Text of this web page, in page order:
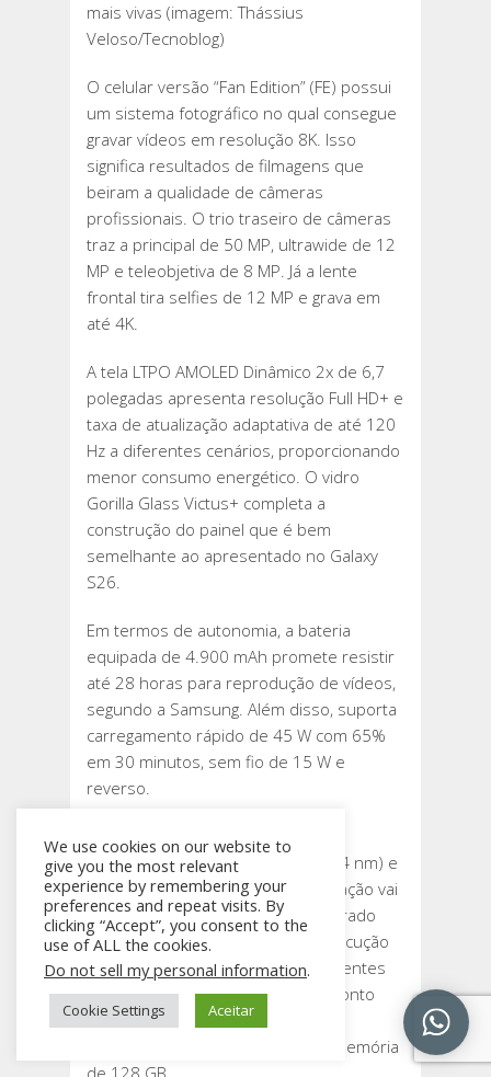
mais vivas (imagem: Thássius
Veloso/Tecnoblog)
O celular versão “Fan Edition” (FE) possui
um sistema fotográfico no qual consegue
gravar vídeos em resolução 8K. Isso
significa resultados de filmagens que
beiram a qualidade de câmeras
profissionais. O trio traseiro de câmeras
traz a principal de 50 MP, ultrawide de 12
MP e teleobjetiva de 8 MP. Já a lente
frontal tira selfies de 12 MP e grava em
até 4K.
A tela LTPO AMOLED Dinâmico 2x de 6,7
polegadas apresenta resolução Full HD+ e
taxa de atualização adaptativa de até 120
Hz a diferentes cenários, proporcionando
menor consumo energético. O vidro
Gorilla Glass Victus+ completa a
construção do painel que é bem
semelhante ao apresentado no Galaxy
S26.
Em termos de autonomia, a bateria
equipada de 4.900 mAh promete resistir
até 28 horas para reprodução de vídeos,
segundo a Samsung. Além disso, suporta
carregamento rápido de 45 W com 65%
em 30 minutos, sem fio de 15 W e
reverso.
O smartphone internamente vem
integrado pelo chip Exynos 2400 (4 nm) e
8 GB de memória RAM. A configuração vai
oferecer um desempenho equilibrado
para a experiência multitarefa, execução
de jogos e das ferramentas inteligentes
do Galaxy AI. Por outro lado, um ponto
negativo na visão de muitos é a
impossibilidade de expansão da memória
We use cookies on our website to
give you the most relevant
experience by remembering your
preferences and repeat visits. By
clicking “Accept”, you consent to the
use of ALL the cookies.
Do not sell my personal information.
Cookie Settings Aceitar